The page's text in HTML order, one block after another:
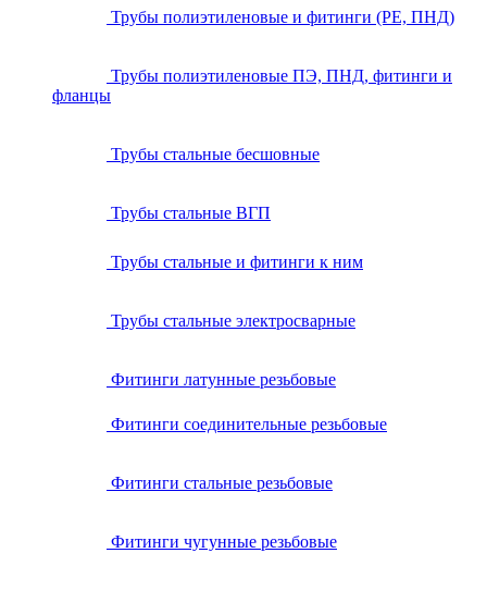
Трубы полиэтиленовые и фитинги (PE, ПНД)
Трубы полиэтиленовые ПЭ, ПНД, фитинги и
фланцы
Трубы стальные бесшовные
Трубы стальные ВГП
Трубы стальные и фитинги к ним
Трубы стальные электросварные
Фитинги латунные резьбовые
Фитинги соединительные резьбовые
Фитинги стальные резьбовые
Фитинги чугунные резьбовые